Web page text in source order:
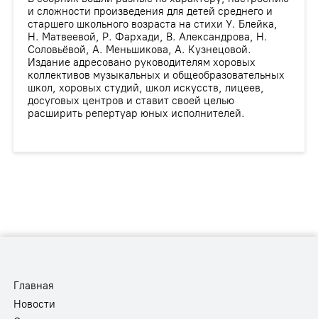
и сложности произведения для детей среднего и
старшего школьного возраста на стихи У. Блейка,
Н. Матвеевой, Р. Фархади, В. Александрова, Н.
Соловьёвой, А. Меньшикова, А. Кузнецовой.
Издание адресовано руководителям хоровых
коллективов музыкальных и общеобразовательных
школ, хоровых студий, школ искусств, лицеев,
досуговых центров и ставит своей целью
расширить репертуар юных исполнителей.
Главная
Новости